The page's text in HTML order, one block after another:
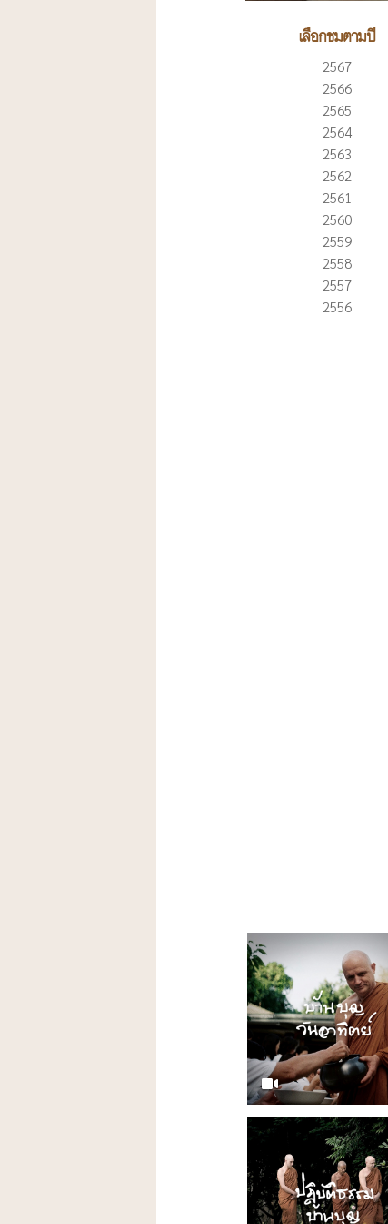
เลือกชมตามปี
2567
2566
2565
2564
2563
2562
2561
2560
2559
2558
2557
2556